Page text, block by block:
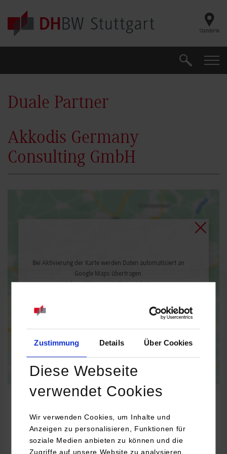
Zustimmung Details Über Cookies
Diese Webseite
verwendet Cookies
Wir verwenden Cookies, um Inhalte und
Anzeigen zu personalisieren, Funktionen für
soziale Medien anbieten zu können und die
Zugriffe auf unsere Website zu analysieren.
Skip to main content
Standorte
Suche
Duale Partner
Akkodis Germany
Consulting GmbH
Bei Aktivierung der Karte werden Daten automatisiert an
Google Maps übertragen.
Informationen zumDatenschutz
Einmalig aktivieren
Mechatronik